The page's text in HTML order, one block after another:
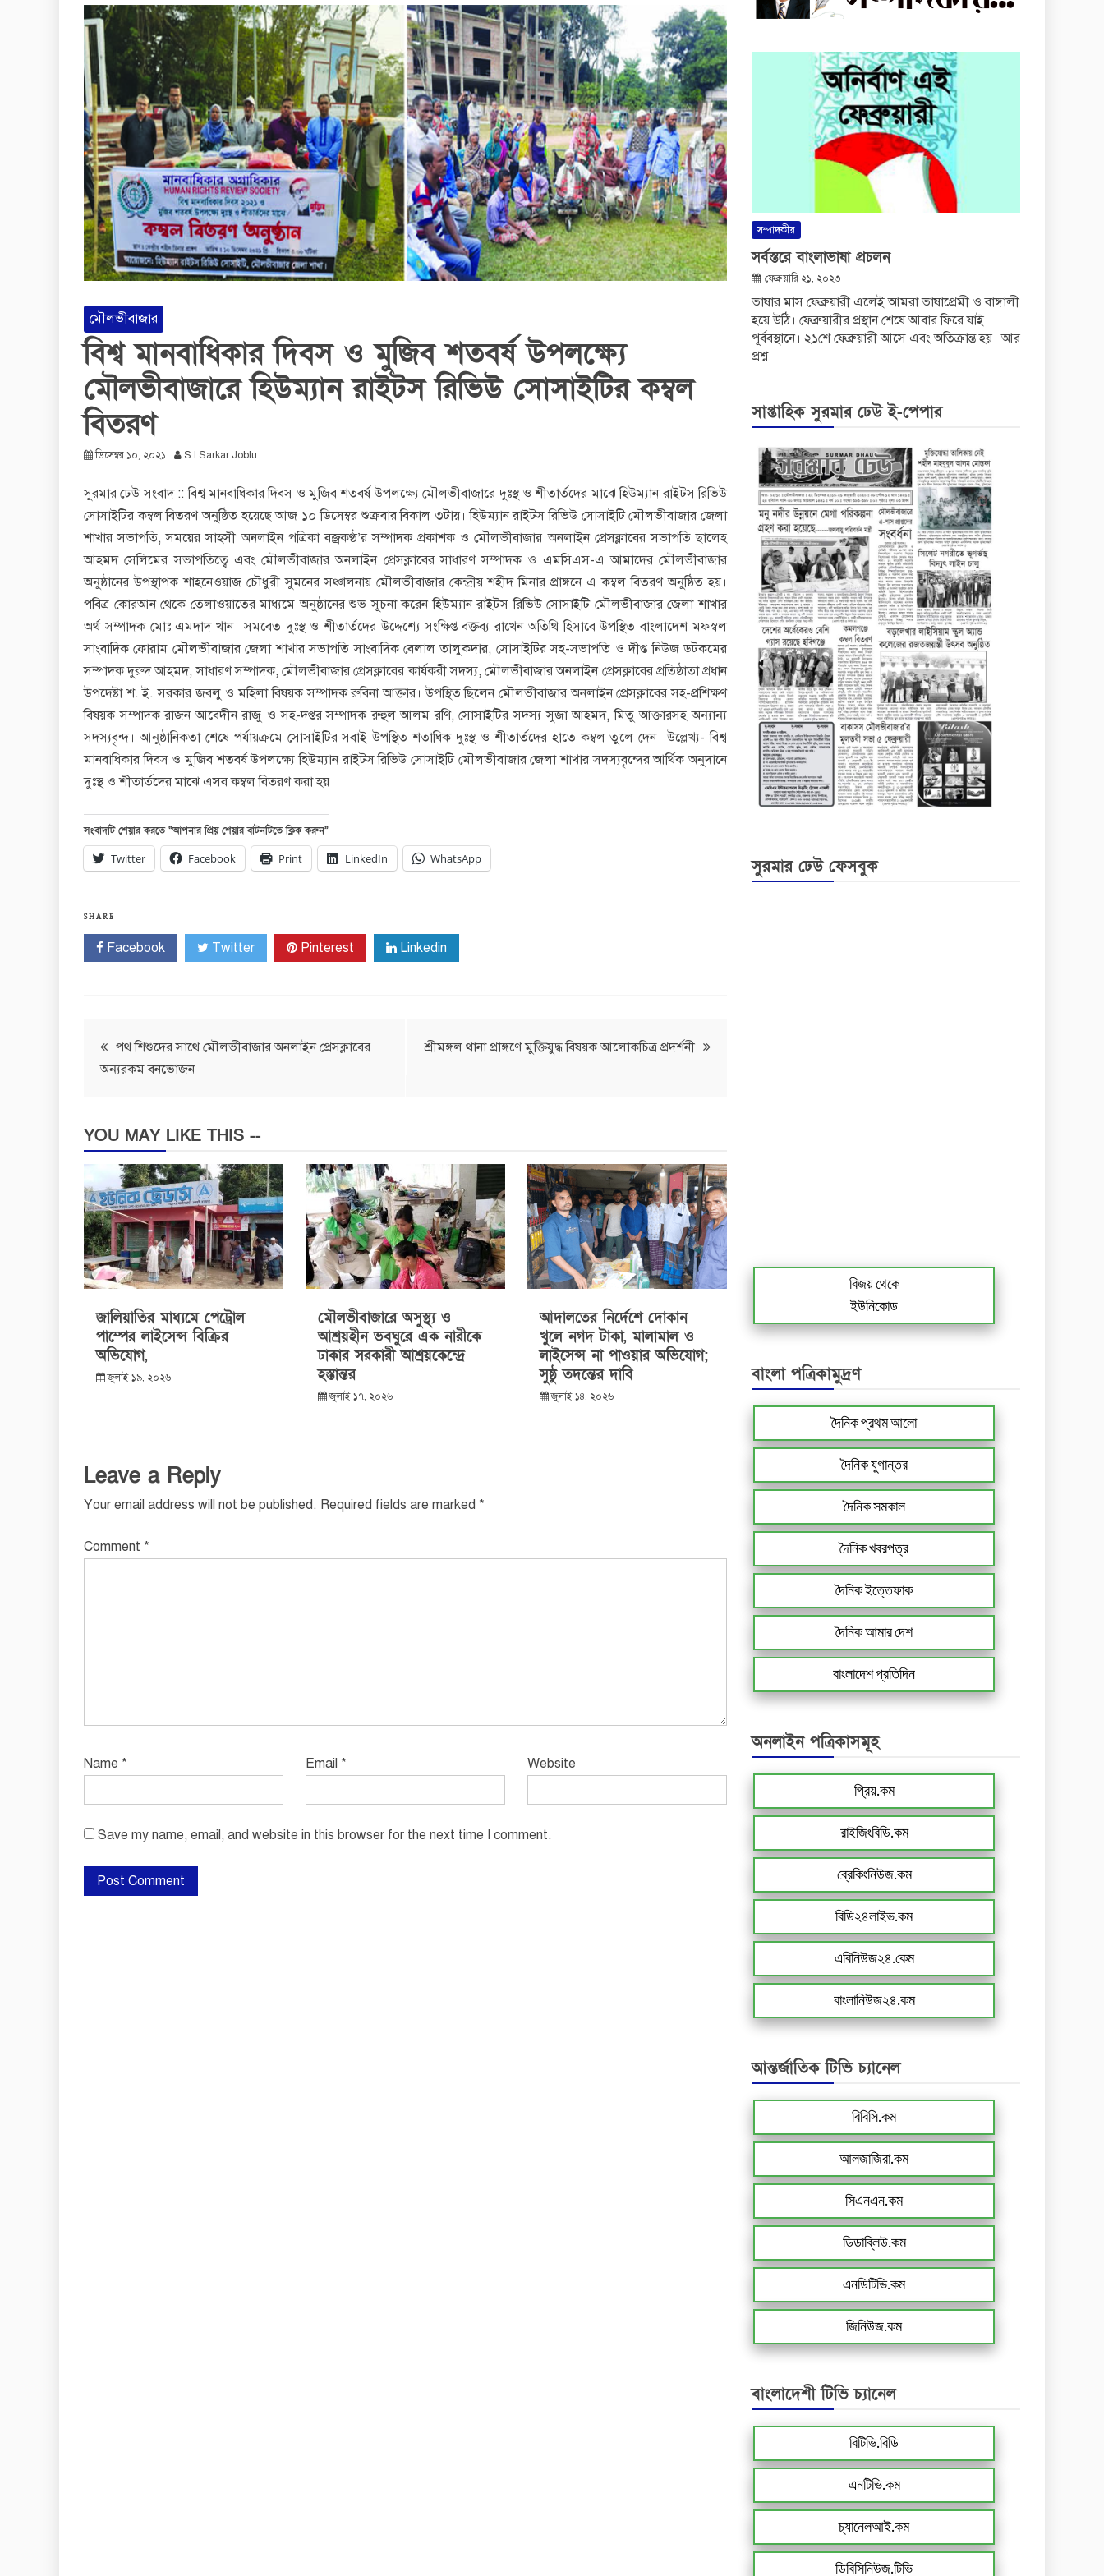
মৌলভীবাজার
বিশ্ব মানবাধিকার দিবস ও মুজিব শতবর্ষ উপলক্ষ্যে
মৌলভীবাজারে হিউম্যান রাইটস রিভিউ সোসাইটির কম্বল
বিতরণ
ডিসেম্বর ১০, ২০২১ S I Sarkar Joblu
সুরমার ঢেউ সংবাদ :: বিশ্ব মানবাধিকার দিবস ও মুজিব শতবর্ষ উপলক্ষ্যে মৌলভীবাজারে দুঃস্থ ও শীতার্তদের মাঝে হিউম্যান রাইটস রিভিউ
সোসাইটির কম্বল বিতরণ অনুষ্ঠিত হয়েছে আজ ১০ ডিসেম্বর শুক্রবার বিকাল ৩টায়। হিউম্যান রাইটস রিভিউ সোসাইটি মৌলভীবাজার জেলা
শাখার সভাপতি, সময়ের সাহসী অনলাইন পত্রিকা বজ্রকণ্ঠ’র সম্পাদক প্রকাশক ও মৌলভীবাজার অনলাইন প্রেসক্লাবের সভাপতি ছালেহ
আহমদ সেলিমের সভাপতিত্বে এবং মৌলভীবাজার অনলাইন প্রেসক্লাবের সাধারণ সম্পাদক ও এমসিএস-এ আমাদের মৌলভীবাজার
অনুষ্ঠানের উপস্থাপক শাহনেওয়াজ চৌধুরী সুমনের সঞ্চালনায় মৌলভীবাজার কেন্দ্রীয় শহীদ মিনার প্রাঙ্গনে এ কম্বল বিতরণ অনুষ্ঠিত হয়।
পবিত্র কোরআন থেকে তেলাওয়াতের মাধ্যমে অনুষ্ঠানের শুভ সূচনা করেন হিউম্যান রাইটস রিভিউ সোসাইটি মৌলভীবাজার জেলা শাখার
অর্থ সম্পাদক মোঃ এমদাদ খান। সমবেত দুঃস্থ ও শীতার্তদের উদ্দেশ্যে সংক্ষিপ্ত বক্তব্য রাখেন অতিথি হিসাবে উপস্থিত বাংলাদেশ মফস্বল
সাংবাদিক ফোরাম মৌলভীবাজার জেলা শাখার সভাপতি সাংবাদিক বেলাল তালুকদার, সোসাইটির সহ-সভাপতি ও দীপ্ত নিউজ ডটকমের
সম্পাদক দুরুদ আহমদ, সাধারণ সম্পাদক, মৌলভীবাজার প্রেসক্লাবের কার্যকরী সদস্য, মৌলভীবাজার অনলাইন প্রেসক্লাবের প্রতিষ্ঠাতা প্রধান
উপদেষ্টা শ. ই. সরকার জবলু ও মহিলা বিষয়ক সম্পাদক রুবিনা আক্তার। উপস্থিত ছিলেন মৌলভীবাজার অনলাইন প্রেসক্লাবের সহ-প্রশিক্ষণ
বিষয়ক সম্পাদক রাজন আবেদীন রাজু ও সহ-দপ্তর সম্পাদক রুহুল আলম রণি, সোসাইটির সদস্য সুজা আহমদ, মিতু আক্তারসহ অন্যান্য
সদস্যবৃন্দ। আনুষ্ঠানিকতা শেষে পর্যায়ক্রমে সোসাইটির সবাই উপস্থিত শতাধিক দুঃস্থ ও শীতার্তদের হাতে কম্বল তুলে দেন। উল্লেখ্য- বিশ্ব
মানবাধিকার দিবস ও মুজিব শতবর্ষ উপলক্ষ্যে হিউম্যান রাইটস রিভিউ সোসাইটি মৌলভীবাজার জেলা শাখার সদস্যবৃন্দের আর্থিক অনুদানে
দুঃস্থ ও শীতার্তদের মাঝে এসব কম্বল বিতরণ করা হয়।
সংবাদটি শেয়ার করতে “আপনার প্রিয় শেয়ার বাটনটিতে ক্লিক করুন”
Twitter Facebook Print LinkedIn WhatsApp
SHARE
Facebook Twitter Pinterest Linkedin
Post
navigation
পথ শিশুদের সাথে মৌলভীবাজার অনলাইন প্রেসক্লাবের
অন্যরকম বনভোজন
শ্রীমঙ্গল থানা প্রাঙ্গণে মুক্তিযুদ্ধ বিষয়ক আলোকচিত্র প্রদর্শনী
YOU MAY LIKE THIS --
জালিয়াতির মাধ্যমে পেট্রোল
পাম্পের লাইসেন্স বিক্রির
অভিযোগ,
জুলাই ১৯, ২০২৬
মৌলভীবাজারে অসুস্থ্য ও
আশ্রয়হীন ভবঘুরে এক নারীকে
ঢাকার সরকারী আশ্রয়কেন্দ্রে
হস্তান্তর
জুলাই ১৭, ২০২৬
আদালতের নির্দেশে দোকান
খুলে নগদ টাকা, মালামাল ও
লাইসেন্স না পাওয়ার অভিযোগ;
সুষ্ঠু তদন্তের দাবি
জুলাই ১৪, ২০২৬
Leave a Reply
Your email address will not be published. Required fields are marked *
Comment *
Name * Email * Website
Save my name, email, and website in this browser for the next time I comment.
সম্পাদকীয়
সর্বস্তরে বাংলাভাষা প্রচলন
ফেব্রুয়ারি ২১, ২০২৩
ভাষার মাস ফেব্রুয়ারী এলেই আমরা ভাষাপ্রেমী ও বাঙ্গালী
হয়ে উঠি। ফেব্রুয়ারীর প্রস্থান শেষে আবার ফিরে যাই
পূর্ববস্থানে। ২১শে ফেব্রুয়ারী আসে এবং অতিক্রান্ত হয়। আর
প্রশ্ন
সাপ্তাহিক সুরমার ঢেউ ই-পেপার
সুরমার ঢেউ ফেসবুক
বিজয় থেকে
ইউনিকোড
বাংলা পত্রিকামুদ্রণ
দৈনিক প্রথম আলো
দৈনিক যুগান্তর
দৈনিক সমকাল
দৈনিক খবরপত্র
দৈনিক ইত্তেফাক
দৈনিক আমার দেশ
বাংলাদেশ প্রতিদিন
অনলাইন পত্রিকাসমূহ
প্রিয়.কম
রাইজিংবিডি.কম
ব্রেকিংনিউজ.কম
বিডি২৪লাইভ.কম
এবিনিউজ২৪.কেম
বাংলানিউজ২৪.কম
আন্তর্জাতিক টিভি চ্যানেল
বিবিসি.কম
আলজাজিরা.কম
সিএনএন.কম
ডিডাব্লিউ.কম
এনডিটিভি.কম
জিনিউজ.কম
বাংলাদেশী টিভি চ্যানেল
বিটিভি.বিডি
এনটিভি.কম
চ্যানেলআই.কম
ডিবিসিনিউজ.টিভি